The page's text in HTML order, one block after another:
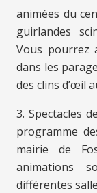
animées du
guirlandes
Vous pourrez
dans les
des clins d’œil
3. Spectacles
programme
mairie de
animations
différentes